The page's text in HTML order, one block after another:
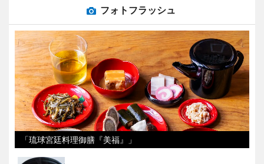
フォトフラッシュ
「琉球宮廷料理御膳『美福』」